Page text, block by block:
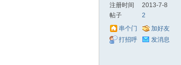
注册时间
2013-7-8
帖子
2
串个门
加好友
打招呼
发消息